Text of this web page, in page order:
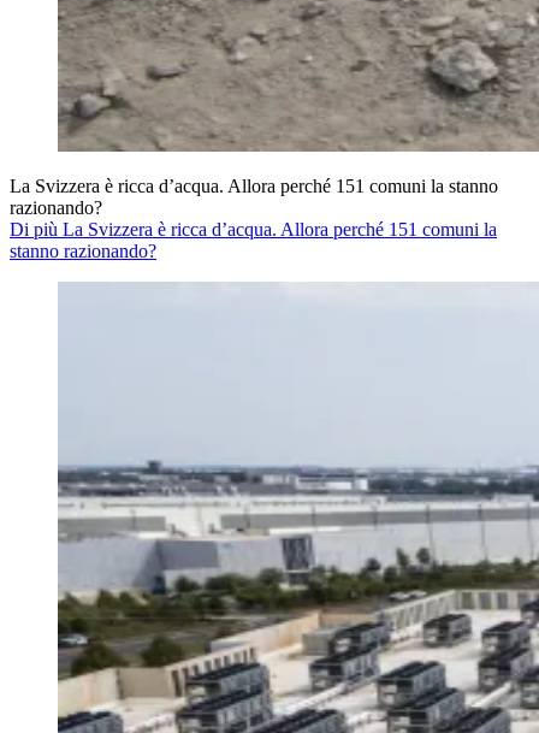
La Svizzera è ricca d’acqua. Allora perché 151 comuni la stanno
razionando?
Di più La Svizzera è ricca d’acqua. Allora perché 151 comuni la
stanno razionando?